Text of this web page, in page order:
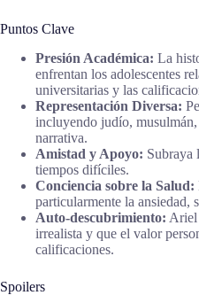
Puntos Clave
Presión Académica: La
enfrentan los adolescentes
universitarias y las
Representación Diversa:
incluyendo judío,
narrativa.
Amistad y Apoyo: Subraya
tiempos difíciles.
Conciencia sobre la Salud:
particularmente la ansiedad,
Auto-descubrimiento: Ariel
irrealista y que el valor
calificaciones.
Spoilers